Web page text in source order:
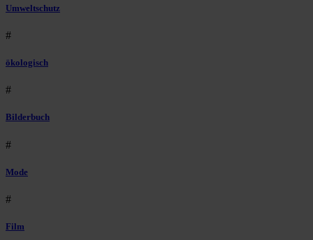
Umweltschutz
#
ökologisch
#
Bilderbuch
#
Mode
#
Film